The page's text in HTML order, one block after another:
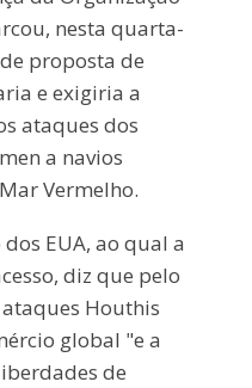
nesta quarta-
proposta de
e exigiria a
ataques dos
a navios
Vermelho.
EUA, ao qual a
diz que pelo
Houthis
global "e a
de